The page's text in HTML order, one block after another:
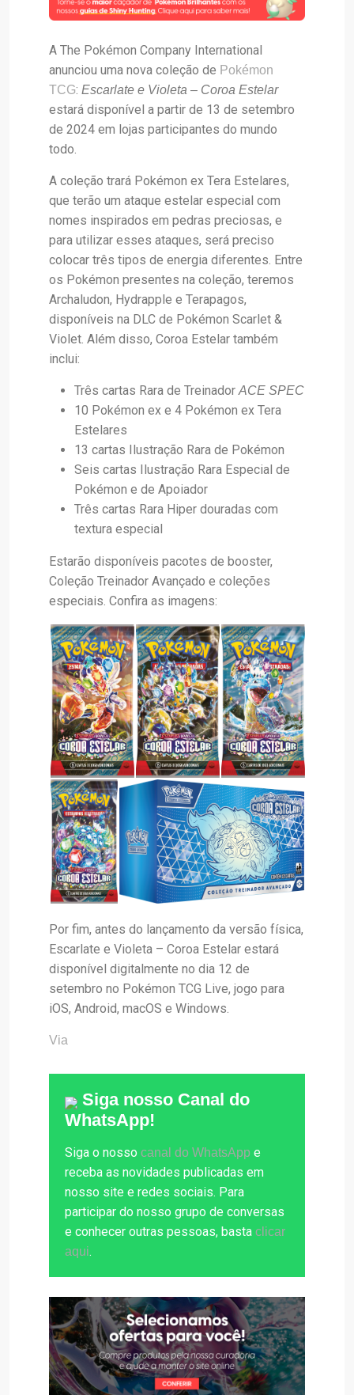
A The Pokémon Company International
anunciou uma nova coleção de Pokémon
TCG: Escarlate e Violeta – Coroa Estelar
estará disponível a partir de 13 de setembro
de 2024 em lojas participantes do mundo
todo.
A coleção trará Pokémon ex Tera Estelares,
que terão um ataque estelar especial com
nomes inspirados em pedras preciosas, e
para utilizar esses ataques, será preciso
colocar três tipos de energia diferentes. Entre
os Pokémon presentes na coleção, teremos
Archaludon, Hydrapple e Terapagos,
disponíveis na DLC de Pokémon Scarlet &
Violet. Além disso, Coroa Estelar também
inclui:
Três cartas Rara de TreinadorACE SPEC
10 Pokémon ex e 4 Pokémon ex Tera
Estelares
13 cartas Ilustração Rara de Pokémon
Seis cartas Ilustração Rara Especial de
Pokémon e de Apoiador
Três cartas Rara Hiper douradas com
textura especial
Estarão disponíveis pacotes de booster,
Coleção Treinador Avançado e coleções
especiais. Confira as imagens:
Por fim, antes do lançamento da versão física,
Escarlate e Violeta – Coroa Estelar estará
disponível digitalmente no dia 12 de
setembro no Pokémon TCG Live, jogo para
iOS, Android, macOS e Windows.
Via
Siga nosso Canal do
WhatsApp!
Siga o nosso canal do WhatsApp e
receba as novidades publicadas em
nosso site e redes sociais. Para
participar do nosso grupo de conversas
e conhecer outras pessoas, basta clicar
aqui.